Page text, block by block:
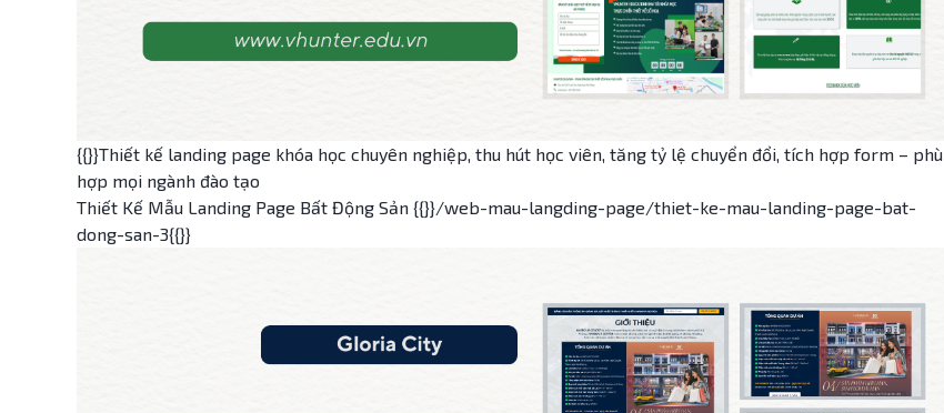
{{}}Thiết kế landing page khóa học chuyên nghiệp, thu hút học viên, tăng tỷ lệ chuyển đổi, tích hợp form – phù
hợp mọi ngành đào tạo
Thiết Kế Mẫu Landing Page Bất Động Sản {{}}/web-mau-langding-page/thiet-ke-mau-landing-page-bat-
dong-san-3{{}}